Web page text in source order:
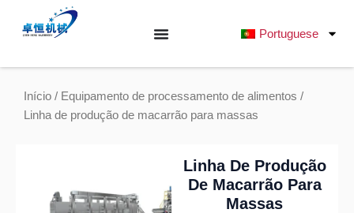
conteúdo
Portuguese
Início / Equipamento de processamento de alimentos /
Linha de produção de macarrão para massas
Linha De Produção
De Macarrão Para
Massas